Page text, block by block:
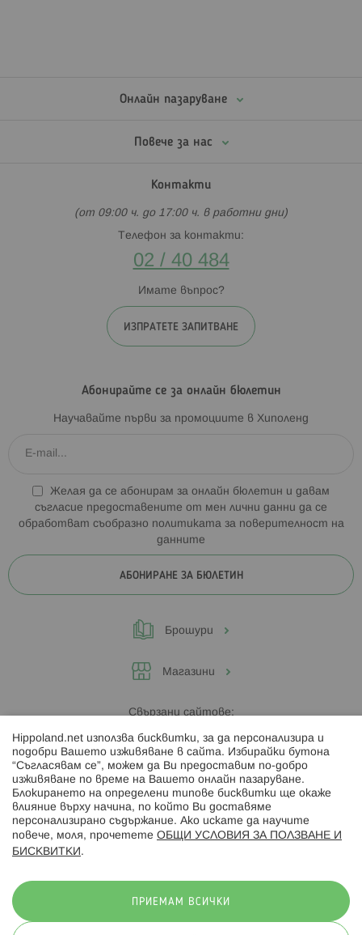
Онлайн пазаруване
Повече за нас
Контакти
(от 09:00 ч. до 17:00 ч. в работни дни)
Телефон за контакти:
02 / 40 484
Имате въпрос?
ИЗПРАТЕТЕ ЗАПИТВАНЕ
Абонирайте се за онлайн бюлетин
Научавайте първи за промоциите в Хиполенд
Желая да се абонирам за онлайн бюлетин и давам
съгласие предоставените от мен лични данни да се
обработват съобразно политиката за поверителност на
данните
АБОНИРАНЕ ЗА БЮЛЕТИН
Брошури
Магазини
Свързани сайтове:
Hippoland.ro
Последвайте ни:
Hippoland.net използва бисквитки, за да персонализира и
подобри Вашето изживяване в сайта. Избирайки бутона
“Съгласявам се”, можем да Ви предоставим по-добро
изживяване по време на Вашето онлайн пазаруване.
Блокирането на определени типове бисквитки ще окаже
влияние върху начина, по който Ви доставяме
персонализирано съдържание. Ако искате да научите
повече, моля, прочетете ОБЩИ УСЛОВИЯ ЗА ПОЛЗВАНЕ И
БИСКВИТКИ .
ПРИЕМАМ ВСИЧКИ